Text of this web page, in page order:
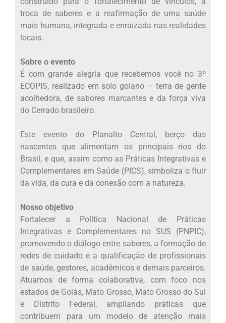
troca de saberes e a reafirmação de uma saúde
mais humana, integrada e enraizada nas realidades
locais.
Sobre o evento
É com grande alegria que recebemos você no 3º
ECOPIS, realizado em solo goiano – terra de gente
acolhedora, de sabores marcantes e da força viva
do Cerrado brasileiro.
Este evento do Planalto Central, berço das
nascentes que alimentam os principais rios do
Brasil, e que, assim como as Práticas Integrativas e
Complementares em Saúde (PICS), simboliza o fluir
da vida, da cura e da conexão com a natureza.
Nosso objetivo
Fortalecer a Política Nacional de Práticas
Integrativas e Complementares no SUS (PNPIC),
promovendo o diálogo entre saberes, a formação de
redes de cuidado e a qualificação de profissionais
de saúde, gestores, acadêmicos e demais parceiros.
Atuamos de forma colaborativa, com foco nos
estados de Goiás, Mato Grosso, Mato Grosso do Sul
e Distrito Federal, ampliando práticas que
contribuem para um modelo de atenção mais